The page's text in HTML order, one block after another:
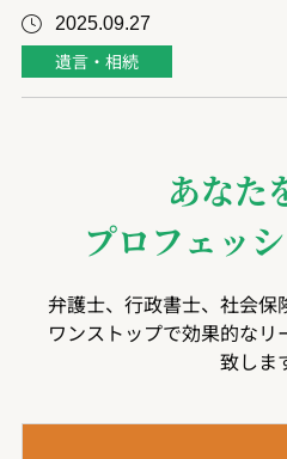
2025.09.27
遺言・相続
あなた
プロフェッ
弁護士、行政書士、社会保
ワンストップで効果的な
致しま